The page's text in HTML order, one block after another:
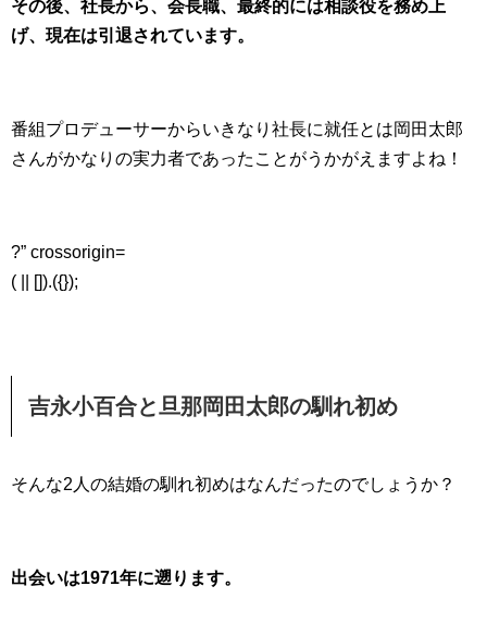
その後、社長から、会長職、最終的には相談役を務め上
げ、現在は引退されています。
番組プロデューサーからいきなり社長に就任とは岡田太郎
さんがかなりの実力者であったことがうかがえますよね！
?” crossorigin=
( || []).({});
吉永小百合と旦那岡田太郎の馴れ初め
そんな2人の結婚の馴れ初めはなんだったのでしょうか？
出会いは1971年に遡ります。